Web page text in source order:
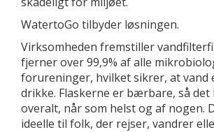
WatertoGo tilbyder løsningen.
Virksomheden fremstiller
fjerner over 99,9% af alle
forureninger, hvilket sikrer, at vand
drikke. Flaskerne er bærbare, så det
overalt, når som helst og af nogen.
ideelle til folk, der rejser, vandrer